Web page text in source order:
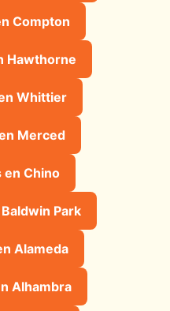
Compton
Hawthorne
Whittier
Merced
en Chino
Park
Alameda
Alhambra